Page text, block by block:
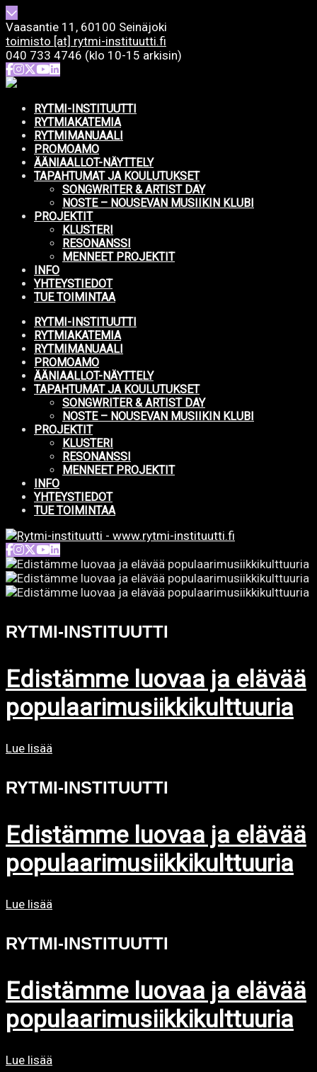
Vaasantie 11, 60100 Seinäjoki
toimisto [at] rytmi-instituutti.fi
040 733 4746 (klo 10-15 arkisin)
RYTMI-INSTITUUTTI
RYTMIAKATEMIA
RYTMIMANUAALI
PROMOAMO
ÄÄNIAALLOT-NÄYTTELY
TAPAHTUMAT JA KOULUTUKSET
SONGWRITER & ARTIST DAY
NOSTE – NOUSEVAN MUSIIKIN KLUBI
PROJEKTIT
KLUSTERI
RESONANSSI
MENNEET PROJEKTIT
INFO
YHTEYSTIEDOT
TUE TOIMINTAA
RYTMI-INSTITUUTTI
RYTMIAKATEMIA
RYTMIMANUAALI
PROMOAMO
ÄÄNIAALLOT-NÄYTTELY
TAPAHTUMAT JA KOULUTUKSET
SONGWRITER & ARTIST DAY
NOSTE – NOUSEVAN MUSIIKIN KLUBI
PROJEKTIT
KLUSTERI
RESONANSSI
MENNEET PROJEKTIT
INFO
YHTEYSTIEDOT
TUE TOIMINTAA
RYTMI-INSTITUUTTI
Edistämme luovaa ja elävää
populaarimusiikkikulttuuria
Lue lisää
RYTMI-INSTITUUTTI
Edistämme luovaa ja elävää
populaarimusiikkikulttuuria
Lue lisää
RYTMI-INSTITUUTTI
Edistämme luovaa ja elävää
populaarimusiikkikulttuuria
Lue lisää